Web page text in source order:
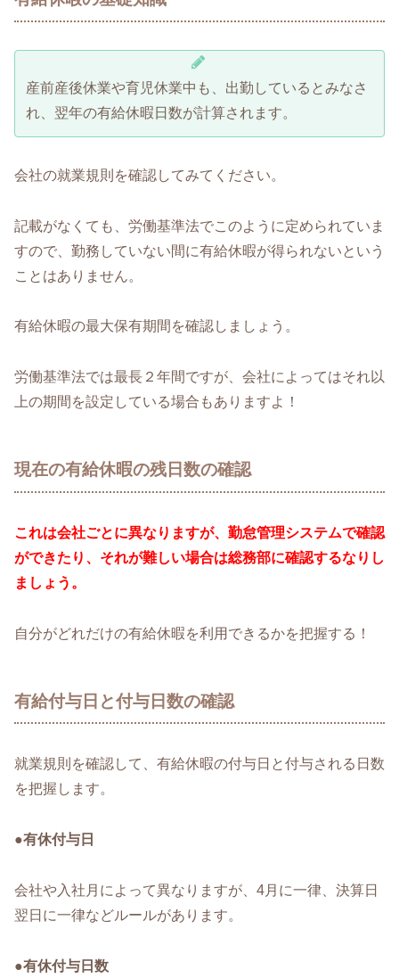
産前産後休業や育児休業中も、出勤しているとみなさ
れ、翌年の有給休暇日数が計算されます。
会社の就業規則を確認してみてください。
記載がなくても、労働基準法でこのように定められていま
すので、勤務していない間に有給休暇が得られないという
ことはありません。
有給休暇の最大保有期間を確認しましょう。
労働基準法では最長２年間ですが、会社によってはそれ以
上の期間を設定している場合もありますよ！
現在の有給休暇の残日数の確認
これは会社ごとに異なりますが、勤怠管理システムで確認
ができたり、それが難しい場合は総務部に確認するなりし
ましょう。
自分がどれだけの有給休暇を利用できるかを把握する！
有給付与日と付与日数の確認
就業規則を確認して、有給休暇の付与日と付与される日数
を把握します。
●有休付与日
会社や入社月によって異なりますが、4月に一律、決算日
翌日に一律などルールがあります。
●有休付与日数